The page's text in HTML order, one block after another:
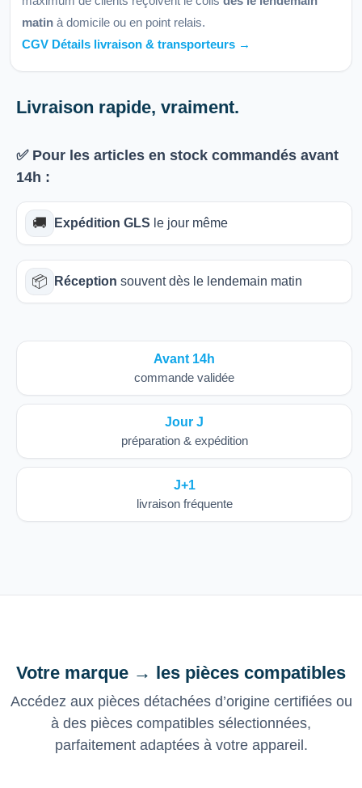
matin à domicile ou en point relais.
CGV Détails livraison & transporteurs →
Livraison rapide, vraiment.
✅ Pour les articles en stock commandés avant
14h :
🚚 Expédition GLS le jour même
📦 Réception souvent dès le lendemain matin
Avant 14h
commande validée
Jour J
préparation & expédition
J+1
livraison fréquente
Votre marque → les pièces compatibles
Accédez aux pièces détachées d’origine certifiées ou
à des pièces compatibles sélectionnées,
parfaitement adaptées à votre appareil.